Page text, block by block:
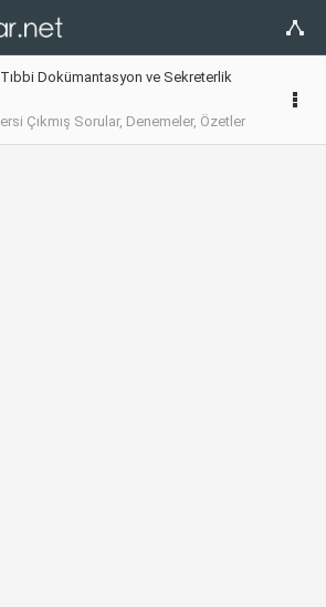
Tıbbi Dokümantasyon ve Sekreterlik
Çıkmış Sorular, Denemeler, Özetler